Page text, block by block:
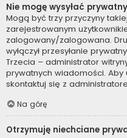
Nie mogę wysyłać
Mogą być trzy przyczyny
zarejestrowanym
zalogowany/zalogowana.
wyłączył przesyłanie
Trzecia – administrator
prywatnych wiadomości.
skontaktuj się z
Na górę
Otrzymuję niechciane